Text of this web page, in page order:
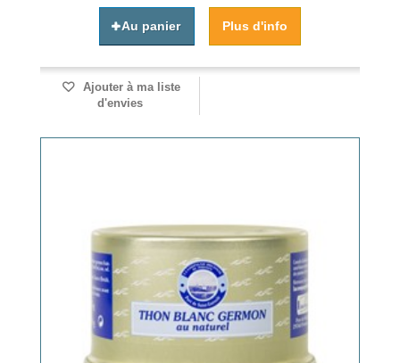
Au panier Plus d'info
Ajouter à ma liste
d'envies